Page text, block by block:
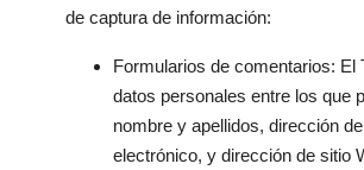
de captura de información:
Formularios de comentarios: El
datos personales entre los que
nombre y apellidos, dirección
electrónico, y dirección de sitio